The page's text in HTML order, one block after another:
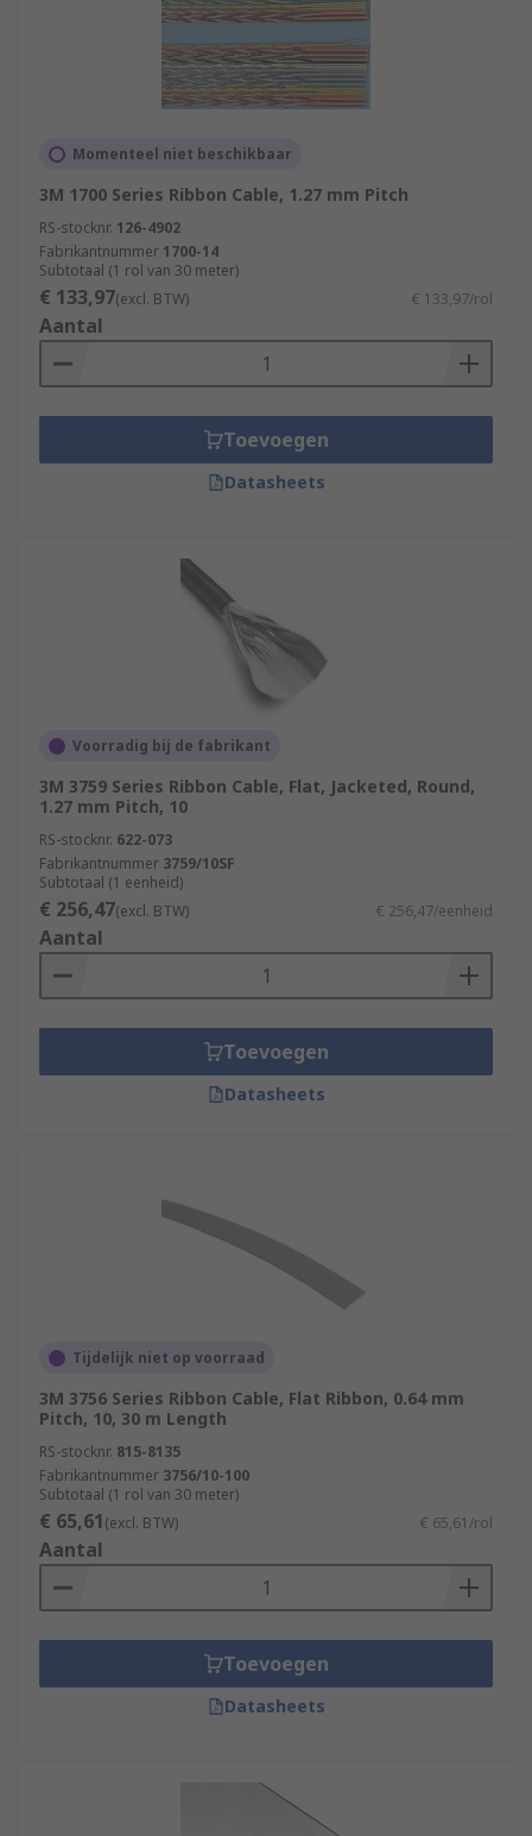
Momenteel niet beschikbaar
3M 1700 Series Ribbon Cable, 1.27 mm Pitch
RS-stocknr. 126-4902
Fabrikantnummer 1700-14
Subtotaal (1 rol van 30 meter)
€ 133,97(excl. BTW) € 133,97/rol
Aantal
Toevoegen
Datasheets
Voorradig bij de fabrikant
3M 3759 Series Ribbon Cable, Flat, Jacketed, Round,
1.27 mm Pitch, 10
RS-stocknr. 622-073
Fabrikantnummer 3759/10SF
Subtotaal (1 eenheid)
€ 256,47(excl. BTW) € 256,47/eenheid
Aantal
Toevoegen
Datasheets
Tijdelijk niet op voorraad
3M 3756 Series Ribbon Cable, Flat Ribbon, 0.64 mm
Pitch, 10, 30 m Length
RS-stocknr. 815-8135
Fabrikantnummer 3756/10-100
Subtotaal (1 rol van 30 meter)
€ 65,61(excl. BTW) € 65,61/rol
Aantal
Toevoegen
Datasheets